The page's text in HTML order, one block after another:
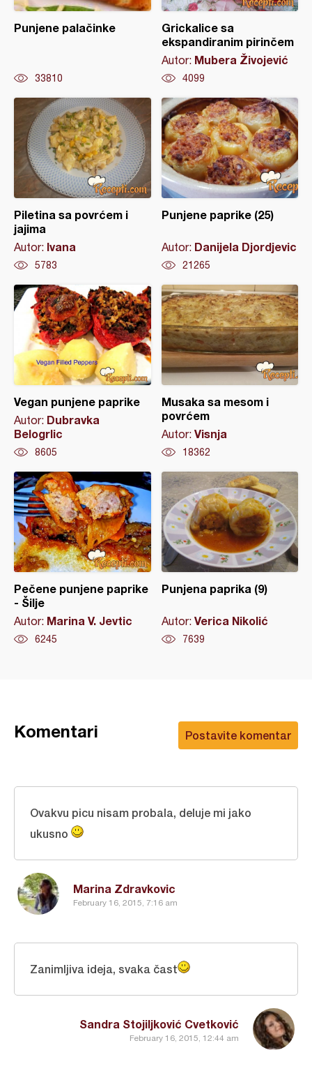
Punjene palačinke
33810
Grickalice sa
ekspandiranim pirinčem
Autor: Mubera Živojević
4099
Piletina sa povrćem i
jajima
Autor: Ivana
5783
Punjene paprike (25)
Autor: Danijela Djordjevic
21265
Vegan punjene paprike
Autor: Dubravka
Belogrlic
8605
Musaka sa mesom i
povrćem
Autor: Visnja
18362
Pečene punjene paprike
- Šilje
Autor: Marina V. Jevtic
6245
Punjena paprika (9)
Autor: Verica Nikolić
7639
Postavite komentar
Komentari
Marina Zdravkovic
February 16, 2015, 7:16 am
Ovakvu picu nisam probala, deluje mi jako
ukusno
Sandra Stojiljković Cvetković
February 16, 2015, 12:44 am
Zanimljiva ideja, svaka čast